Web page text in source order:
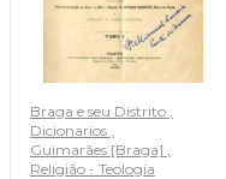
Braga e seu Distrito
Dicionarios
Guimarães [Braga]
Religião - Teologia